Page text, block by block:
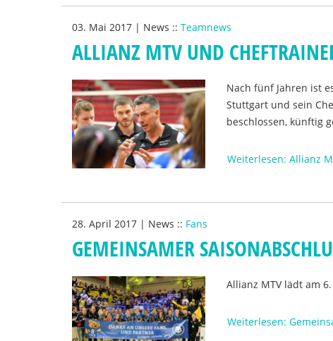
03. Mai 2017 | News :: Teamnews
ALLIANZ MTV UND
Nach fünf Jahren ist
Stuttgart und sein
beschlossen, künftig
Weiterlesen: Allianz
28. April 2017 | News :: Fans
GEMEINSAMER
Allianz MTV lädt am
Weiterlesen: